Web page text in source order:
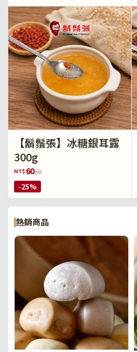
【鬍鬚張】冰糖銀耳露
300g
NT$ 6080
-25%
熱銷商品